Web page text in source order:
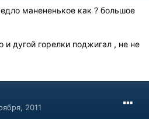
манененькое как ? большое
и дугой горелки поджигал , не не
2011